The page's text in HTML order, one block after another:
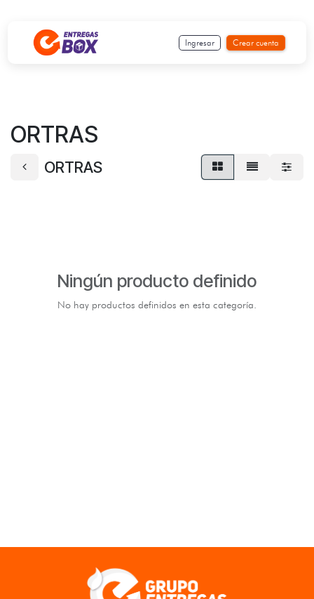
Ingresar Crear cuenta
ORTRAS
ORTRAS
Ningún producto definido
No hay productos definidos en esta categoría.